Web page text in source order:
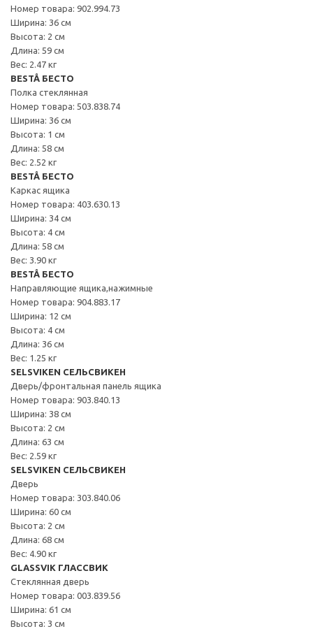
Номер товара: 902.994.73
Ширина: 36 см
Высота: 2 см
Длина: 59 см
Вес: 2.47 кг
BESTÅ БЕСТО
Полка стеклянная
Номер товара: 503.838.74
Ширина: 36 см
Высота: 1 см
Длина: 58 см
Вес: 2.52 кг
BESTÅ БЕСТО
Каркас ящика
Номер товара: 403.630.13
Ширина: 34 см
Высота: 4 см
Длина: 58 см
Вес: 3.90 кг
BESTÅ БЕСТО
Направляющие ящика,нажимные
Номер товара: 904.883.17
Ширина: 12 см
Высота: 4 см
Длина: 36 см
Вес: 1.25 кг
SELSVIKEN СЕЛЬСВИКЕН
Дверь/фронтальная панель ящика
Номер товара: 903.840.13
Ширина: 38 см
Высота: 2 см
Длина: 63 см
Вес: 2.59 кг
SELSVIKEN СЕЛЬСВИКЕН
Дверь
Номер товара: 303.840.06
Ширина: 60 см
Высота: 2 см
Длина: 68 см
Вес: 4.90 кг
GLASSVIK ГЛАССВИК
Стеклянная дверь
Номер товара: 003.839.56
Ширина: 61 см
Высота: 3 см